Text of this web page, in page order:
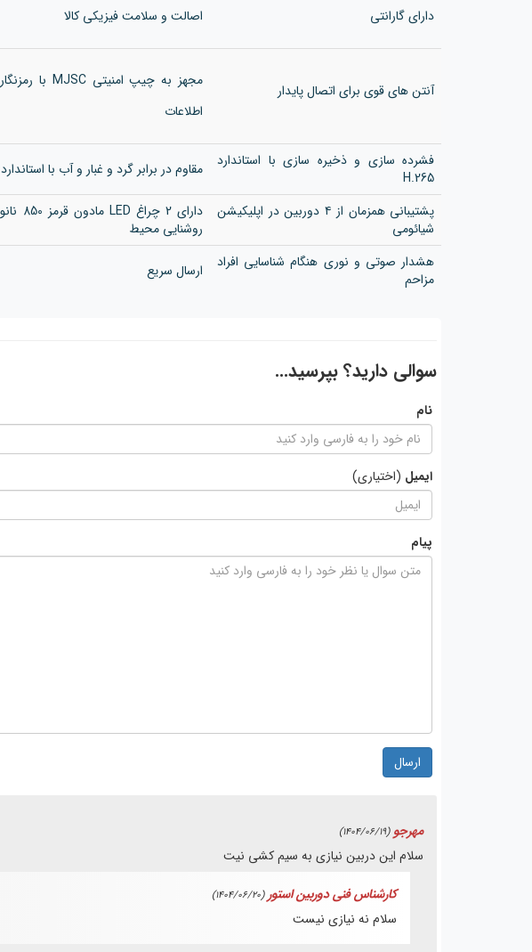
دارای گارانتی اصالت و سلامت فیزیکی کالا
آنتن های قوی برای اتصال پایدار
اطلاعات
فشرده سازی و ذخیره سازی با استاندارد
H.265
مقاوم در برابر گرد و غبار و آب با استاندارد IP66
پشتیبانی همزمان از ۴ دوربین در اپلیکیشن
شیائومی
روشنایی محیط
هشدار صوتی و نوری هنگام شناسایی افراد
مزاحم
ارسال سریع
سوالی دارید؟ بپرسید...
نام
ایمیل (اختیاری)
پیام
ارسال
مهرجو(1404/06/19)
سلام این د‌ربین نیازی به سیم کشی نیت
کارشناس فنی دوربین استور (1404/06/20)
سلام نه نیازی نیست